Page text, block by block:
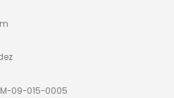
09-015-0005